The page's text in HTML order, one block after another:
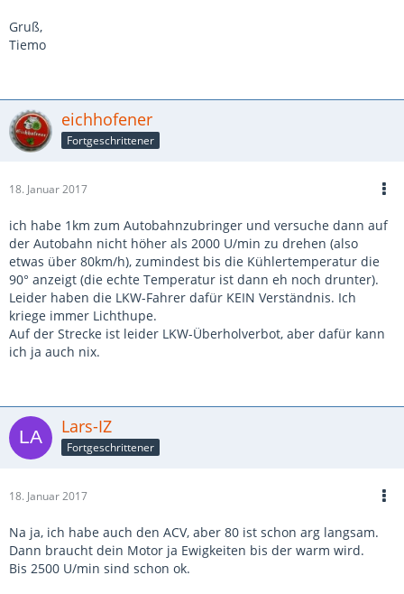
Gruß,
Tiemo
eichhofener
Fortgeschrittener
18. Januar 2017
ich habe 1km zum Autobahnzubringer und versuche dann auf
der Autobahn nicht höher als 2000 U/min zu drehen (also
etwas über 80km/h), zumindest bis die Kühlertemperatur die
90° anzeigt (die echte Temperatur ist dann eh noch drunter).
Leider haben die LKW-Fahrer dafür KEIN Verständnis. Ich
kriege immer Lichthupe.
Auf der Strecke ist leider LKW-Überholverbot, aber dafür kann
ich ja auch nix.
Lars-IZ
Fortgeschrittener
18. Januar 2017
Na ja, ich habe auch den ACV, aber 80 ist schon arg langsam.
Dann braucht dein Motor ja Ewigkeiten bis der warm wird.
Bis 2500 U/min sind schon ok.